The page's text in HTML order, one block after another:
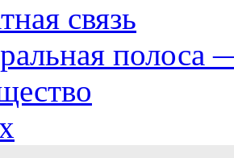
связь
полоса